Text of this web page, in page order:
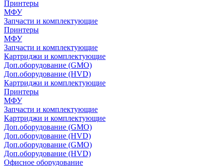
Принтеры
МФУ
Запчасти и комплектующие
Принтеры
МФУ
Запчасти и комплектующие
Картриджи и комплектующие
Доп.оборудование (GMO)
Доп.оборудование (HVD)
Картриджи и комплектующие
Принтеры
МФУ
Запчасти и комплектующие
Картриджи и комплектующие
Доп.оборудование (GMO)
Доп.оборудование (HVD)
Доп.оборудование (GMO)
Доп.оборудование (HVD)
Офисное оборудование